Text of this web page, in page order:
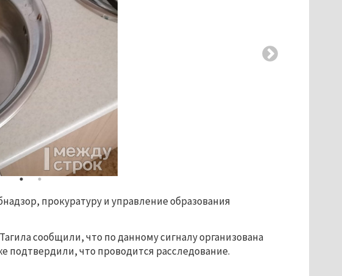
прокуратуру и управление образования
сообщили, что по данному сигналу организована
подтвердили, что проводится расследование.